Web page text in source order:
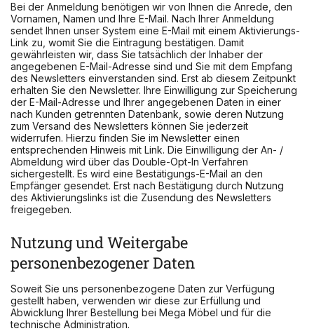
Bei der Anmeldung benötigen wir von Ihnen die Anrede, den
Vornamen, Namen und Ihre E-Mail. Nach Ihrer Anmeldung
sendet Ihnen unser System eine E-Mail mit einem Aktivierungs-
Link zu, womit Sie die Eintragung bestätigen. Damit
gewährleisten wir, dass Sie tatsächlich der Inhaber der
angegebenen E-Mail-Adresse sind und Sie mit dem Empfang
des Newsletters einverstanden sind. Erst ab diesem Zeitpunkt
erhalten Sie den Newsletter. Ihre Einwilligung zur Speicherung
der E-Mail-Adresse und Ihrer angegebenen Daten in einer
nach Kunden getrennten Datenbank, sowie deren Nutzung
zum Versand des Newsletters können Sie jederzeit
widerrufen. Hierzu finden Sie im Newsletter einen
entsprechenden Hinweis mit Link. Die Einwilligung der An- /
Abmeldung wird über das Double-Opt-In Verfahren
sichergestellt. Es wird eine Bestätigungs-E-Mail an den
Empfänger gesendet. Erst nach Bestätigung durch Nutzung
des Aktivierungslinks ist die Zusendung des Newsletters
freigegeben.
Nutzung und Weitergabe
personenbezogener Daten
Soweit Sie uns personenbezogene Daten zur Verfügung
gestellt haben, verwenden wir diese zur Erfüllung und
Abwicklung Ihrer Bestellung bei Mega Möbel und für die
technische Administration.